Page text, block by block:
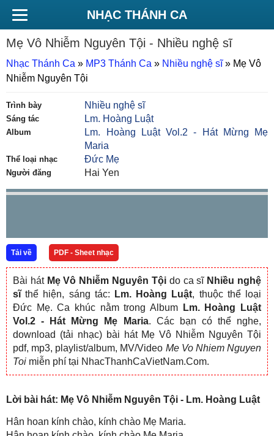
NHẠC THÁNH CA
Mẹ Vô Nhiễm Nguyên Tội - Nhiều nghệ sĩ
Nhạc Thánh Ca » MP3 Thánh Ca » Nhiều nghệ sĩ» Mẹ Vô
Nhiễm Nguyên Tội
Trình bày Nhiều nghệ sĩ
Sáng tác Lm. Hoàng Luật
Album
Lm. Hoàng Luật Vol.2 - Hát Mừng Mẹ
Maria
Thể loại nhạc Đức Mẹ
Người đăng Hai Yen
Tải về PDF - Sheet nhạc
Bài hát Mẹ Vô Nhiễm Nguyên Tộido ca sĩ Nhiều nghệ
sĩthể hiện, sáng tác: Lm. Hoàng Luật, thuộc thể loại
Đức Mẹ. Ca khúc nằm trong Album
Lm. Hoàng Luật
Vol.2 - Hát Mừng Mẹ Maria. Các bạn có thể nghe,
download (tải nhạc) bài hát Mẹ Vô Nhiễm Nguyên Tội
pdf, mp3, playlist/album, MV/Video Me Vo Nhiem Nguyen
Toi miễn phí tại NhacThanhCaVietNam.Com.
Lời bài hát: Mẹ Vô Nhiễm Nguyên Tội - Lm. Hoàng Luật
Hân hoan kính chào, kính chào Mẹ Maria.